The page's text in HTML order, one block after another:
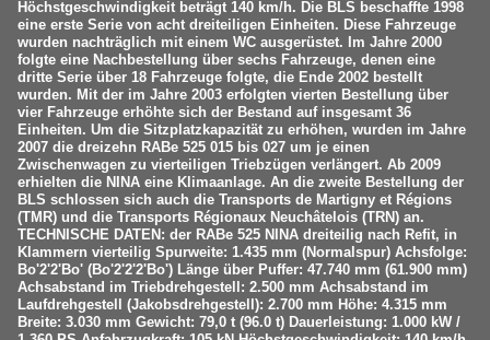
Höchstgeschwindigkeit beträgt 140 km/h. Die BLS beschaffte 1998
eine erste Serie von acht dreiteiligen Einheiten. Diese Fahrzeuge
wurden nachträglich mit einem WC ausgerüstet. Im Jahre 2000
folgte eine Nachbestellung über sechs Fahrzeuge, denen eine
dritte Serie über 18 Fahrzeuge folgte, die Ende 2002 bestellt
wurden. Mit der im Jahre 2003 erfolgten vierten Bestellung über
vier Fahrzeuge erhöhte sich der Bestand auf insgesamt 36
Einheiten. Um die Sitzplatzkapazität zu erhöhen, wurden im Jahre
2007 die dreizehn RABe 525 015 bis 027 um je einen
Zwischenwagen zu vierteiligen Triebzügen verlängert. Ab 2009
erhielten die NINA eine Klimaanlage. An die zweite Bestellung der
BLS schlossen sich auch die Transports de Martigny et Régions
(TMR) und die Transports Régionaux Neuchâtelois (TRN) an.
TECHNISCHE DATEN: der RABe 525 NINA dreiteilig nach Refit, in
Klammern vierteilig Spurweite: 1.435 mm (Normalspur) Achsfolge:
Bo'2'2'Bo' (Bo'2'2'2'Bo') Länge über Puffer: 47.740 mm (61.900 mm)
Achsabstand im Triebdrehgestell: 2.500 mm Achsabstand im
Laufdrehgestell (Jakobsdrehgestell): 2.700 mm Höhe: 4.315 mm
Breite: 3.030 mm Gewicht: 79,0 t (96.0 t) Dauerleistung: 1.000 kW /